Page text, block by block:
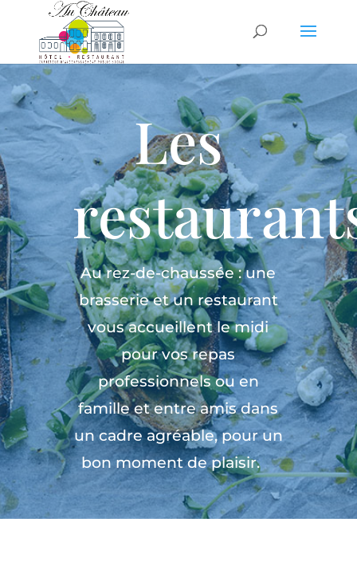
Les
Au rez-de-chaussée : une
brasserie et un restaurant
vous accueillent le midi
pour vos repas
professionnels ou en
famille et entre amis dans
un cadre agréable, pour un
bon moment de plaisir.